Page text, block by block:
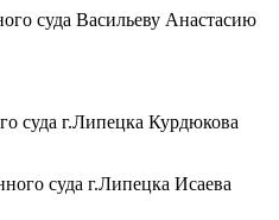
суда Васильеву Анастасию
суда г.Липецка Курдюкова
суда г.Липецка Исаева